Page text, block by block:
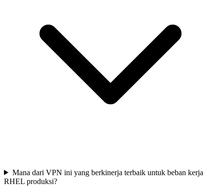
Mana dari VPN ini yang berkinerja terbaik untuk beban kerja
RHEL produksi?